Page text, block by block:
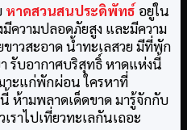
หาดสวนสนประดิพัทธ์ อยู่ใน
ความปลอดภัยสูง และมีความ
าวสะอาด น้ำทะเลสวย มีที่พัก
า รับอากาศบริสุทธิ์ หาดแห่งนี้
าะแก่พักผ่อน ใครหาที่
ห้ามพลาดเด็ดขาด มารู้จักกับ
าไปเที่ยวทะเลกันเถอะ